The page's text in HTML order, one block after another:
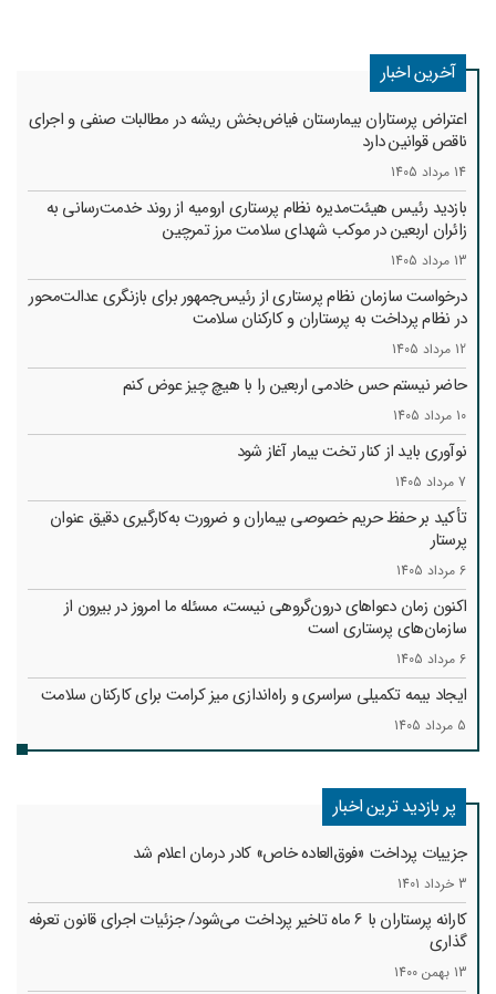
آخرین اخبار
اعتراض پرستاران بیمارستان فیاض‌بخش ریشه در مطالبات صنفی و اجرای
ناقص قوانین دارد
14 مرداد 1405
بازدید رئیس هیئت‌مدیره نظام پرستاری ارومیه از روند خدمت‌رسانی به
زائران اربعین در موکب شهدای سلامت مرز تمرچین
13 مرداد 1405
درخواست سازمان نظام پرستاری از رئیس‌جمهور برای بازنگری عدالت‌محور
در نظام پرداخت به پرستاران و کارکنان سلامت
12 مرداد 1405
حاضر نیستم حس خادمی اربعین را با هیچ چیز عوض کنم
10 مرداد 1405
نوآوری باید از کنار تخت بیمار آغاز شود
7 مرداد 1405
تأکید بر حفظ حریم خصوصی بیماران و ضرورت به‌کارگیری دقیق عنوان
پرستار
6 مرداد 1405
اکنون زمان دعواهای درون‌گروهی نیست، مسئله ما امروز در بیرون از
سازمان‌های پرستاری است
6 مرداد 1405
ایجاد بیمه تکمیلی سراسری و راه‌اندازی میز کرامت برای کارکنان سلامت
5 مرداد 1405
پر بازدید ترین اخبار
جزییات پرداخت «فوق‌العاده خاص» کادر درمان اعلام شد
3 خرداد 1401
کارانه‌ پرستاران با 6 ماه تاخیر پرداخت می‌شود/ جزئیات اجرای قانون تعرفه
گذاری
13 بهمن 1400